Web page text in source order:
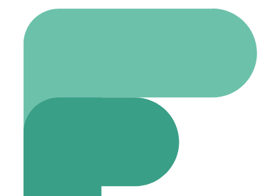
Design